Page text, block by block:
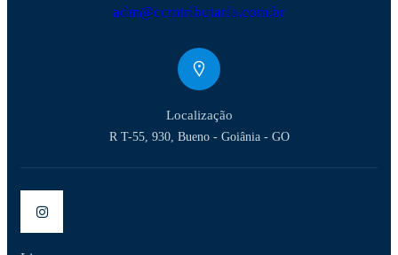
adm@ccmtributaria.com.br
Localização
R T-55, 930, Bueno - Goiânia - GO